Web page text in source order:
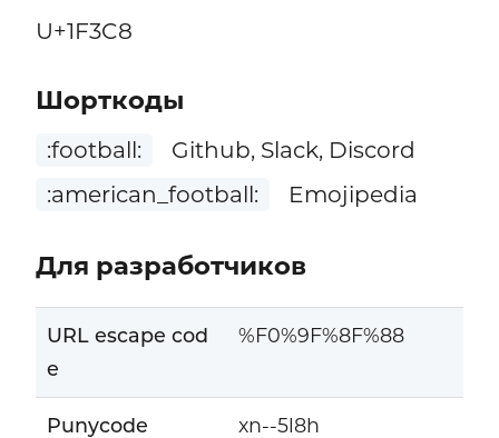
U+1F3C8
Шорткоды
:football:
Github, Slack, Discord
:american_football:
Emojipedia
Для разработчиков
URL escape cod
e
%F0%9F%8F%88
Punycode xn--5l8h